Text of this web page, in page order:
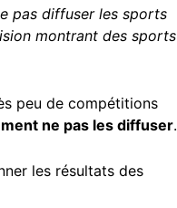
pas diffuser les sports
montrant des sports
peu de compétitions
ne pas les diffuser.
les résultats des